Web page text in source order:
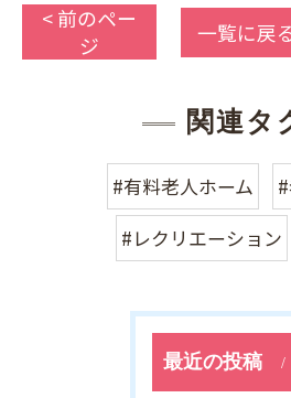
< 前のペー
ジ
一覧に戻
関連タ
#有料老人ホーム
#レクリエーション
最近の投稿